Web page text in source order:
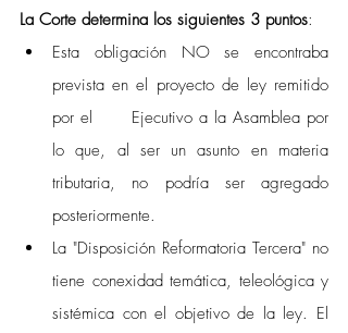
La Corte determina los siguientes 3 puntos:
Esta obligación NO se encontraba
prevista en el proyecto de ley remitido
por el      Ejecutivo a la Asamblea por
lo que, al ser un asunto en materia
tributaria, no podría ser agregado
posteriormente.
La "Disposición Reformatoria Tercera" no
tiene conexidad temática, teleológica y
sistémica con el objetivo de la ley. El